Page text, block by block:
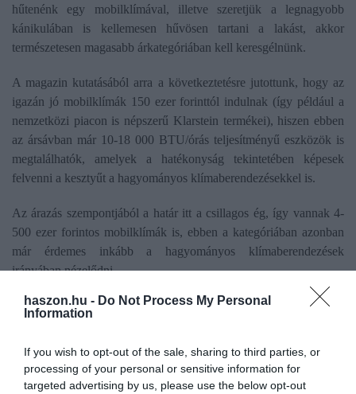
haszon.hu - Do Not Process My Personal
Information
If you wish to opt-out of the sale, sharing to third parties, or
processing of your personal or sensitive information for
targeted advertising by us, please use the below opt-out
hűtenénk egy mobilklímával, illetve szeretjük a legnagyobb
kánikulában is kellemesen hűvösen tartani a lakást, akkor
természetesen magasabb árkategóriában kell keresgélnünk.
A magazin kutatásából arra a következtetésre jutottunk, hogy az
igazán jó mobilklímák 150 ezer forinttól indulnak (így például a
nemzetközi piacon is népszerű Klarstein termékei), hiszen ebben
az ársávban már 10-18 000 BTU/órás teljesítményű eszközök is
megtalálhatók, amelyek a hatékonyság tekintetében képesek
felvenni a kesztyűt a hagyományos klímaberendezésekkel is.
Az árazás szempontjából a határ itt a csillagos ég, így vannak 4-
500 ezer forintos mobilklímák is, ebben a kategóriában azonban
már érdemes inkább a hagyományos klímaberendezések
irányában nézelődni.
Az ilyen termékek ára ugyanis gyakran nem tükrözi
ugyanúgy speciális hálózati kiépítést igényel, mint a normál
klímák esetén.